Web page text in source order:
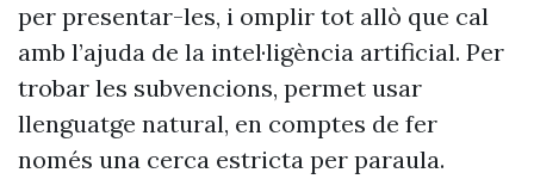
per presentar-les, i omplir tot allò que cal
amb l’ajuda de la intel·ligència artificial. Per
trobar les subvencions, permet usar
llenguatge natural, en comptes de fer
només una cerca estricta per paraula.